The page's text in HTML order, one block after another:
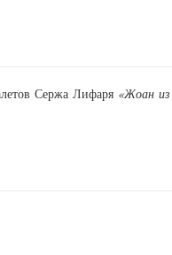
Сержа Лифаря «Жоан